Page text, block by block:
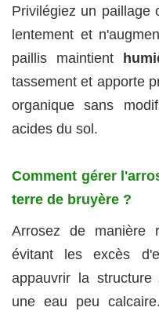
Privilégiez un paillage
lentement et
paillis maintient
tassement et apporte
organique sans
acides du sol.
Comment gérer
terre de bruyère ?
Arrosez de manière
évitant les excès
appauvrir la
une eau peu